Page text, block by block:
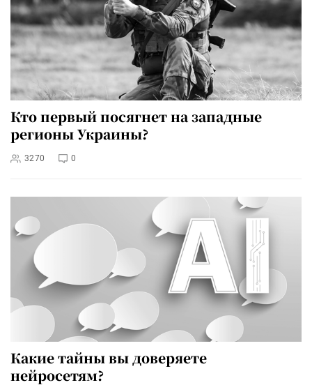
Кто первый посягнет на западные
регионы Украины?
3270 0
Какие тайны вы доверяете
нейросетям?